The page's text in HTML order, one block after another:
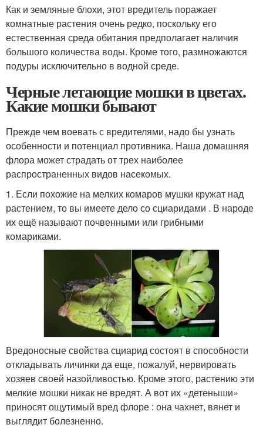
Как и земляные блохи, этот вредитель поражает
комнатные растения очень редко, поскольку его
естественная среда обитания предполагает наличия
большого количества воды. Кроме того, размножаются
подуры исключительно в водной среде.
Черные летающие мошки в цветах.
Какие мошки бывают
Прежде чем воевать с вредителями, надо бы узнать
особенности и потенциал противника. Наша домашняя
флора может страдать от трех наиболее
распространенных видов насекомых.
1. Если похожие на мелких комаров мушки кружат над
растением, то вы имеете дело со сциаридами . В народе
их ещё называют почвенными или грибными
комариками.
Вредоносные свойства сциарид состоят в способности
откладывать личинки да еще, пожалуй, нервировать
хозяев своей назойливостью. Кроме этого, растению эти
мелкие мошки никак не вредят. А вот их «детеныши»
приносят ощутимый вред флоре : она чахнет, вянет и
выглядит болезненно.